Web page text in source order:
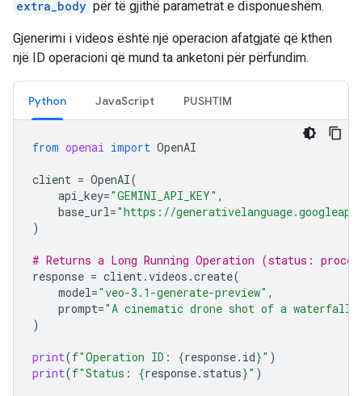
extra_body për të gjithë parametrat e disponueshëm.
Gjenerimi i videos është një operacion afatgjatë që kthen
një ID operacioni që mund ta anketoni për përfundim.
Python JavaScript PUSHTIM
from openai import OpenAI
client = OpenAI(
api_key="GEMINI_API_KEY" ,
base_url="https://
)
# Returns a Long Running Operation (status:
response = client.videos .create(
model="veo-3.1-generate-preview" ,
prompt="A cinematic drone shot of a waterfall"
)
print(f"Operation ID: {response. id}" )
print(f"Status: {response. status}" )